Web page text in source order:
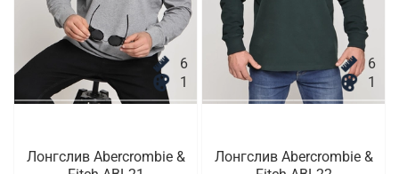
6
1
Лонгслив Abercrombie &
6
1
Лонгслив Abercrombie &